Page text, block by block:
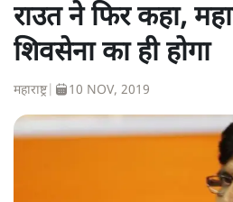
राउत ने फिर कहा,
शिवसेना का ही होगा
महाराष्ट्र| 10 NOV, 2019